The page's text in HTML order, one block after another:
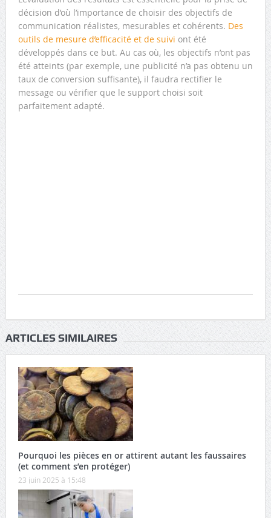
décision d’où l’importance de choisir des objectifs de
communication réalistes, mesurables et cohérents. Des
outils de mesure d’efficacité et de suivi ont été
développés dans ce but. Au cas où, les objectifs n’ont pas
été atteints (par exemple, une publicité n’a pas obtenu un
taux de conversion suffisante), il faudra rectifier le
message ou vérifier que le support choisi soit
parfaitement adapté.
ARTICLES SIMILAIRES
Pourquoi les pièces en or attirent autant les faussaires
(et comment s’en protéger)
23 juin 2025 à 15:48